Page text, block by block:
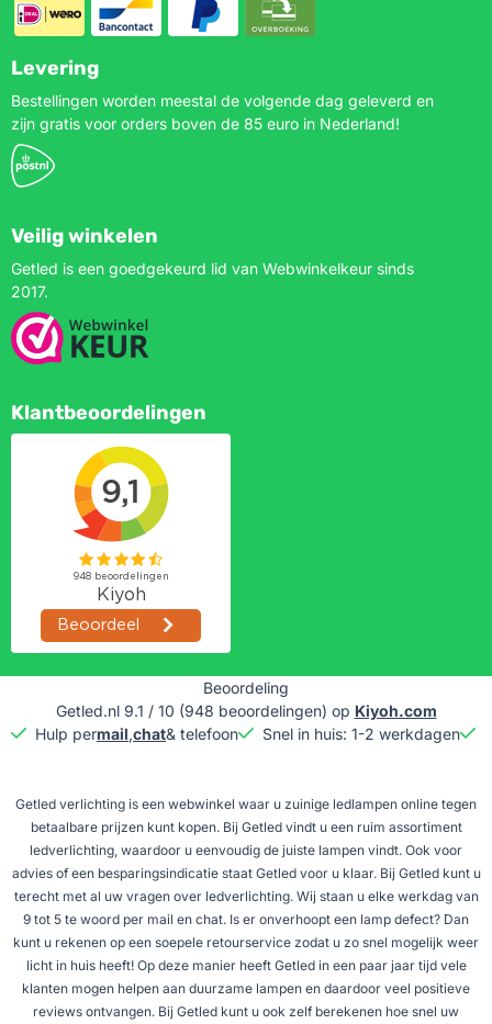
Levering
Bestellingen worden meestal de volgende dag geleverd en
zijn gratis voor orders boven de 85 euro in Nederland!
Veilig winkelen
Getled is een goedgekeurd lid van Webwinkelkeur sinds
2017.
Klantbeoordelingen
Beoordeling
Getled.nl 9.1 / 10 (948 beoordelingen) op Kiyoh.com
Hulp permail,chat& telefoon Snel in huis: 1-2 werkdagen
Getled verlichting is een webwinkel waar u zuinige ledlampen online tegen
betaalbare prijzen kunt kopen. Bij Getled vindt u een ruim assortiment
ledverlichting, waardoor u eenvoudig de juiste lampen vindt. Ook voor
advies of een besparingsindicatie staat Getled voor u klaar. Bij Getled kunt u
terecht met al uw vragen over ledverlichting. Wij staan u elke werkdag van
9 tot 5 te woord per mail en chat. Is er onverhoopt een lamp defect? Dan
kunt u rekenen op een soepele retourservice zodat u zo snel mogelijk weer
licht in huis heeft! Op deze manier heeft Getled in een paar jaar tijd vele
klanten mogen helpen aan duurzame lampen en daardoor veel positieve
reviews ontvangen. Bij Getled kunt u ook zelf berekenen hoe snel uw